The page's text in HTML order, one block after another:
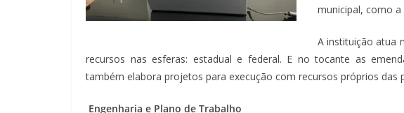
municipal, como
A instituição atua
recursos nas esferas: estadual e federal. E no tocante as
também elabora projetos para execução com recursos próprios das
Engenharia e Plano de Trabalho